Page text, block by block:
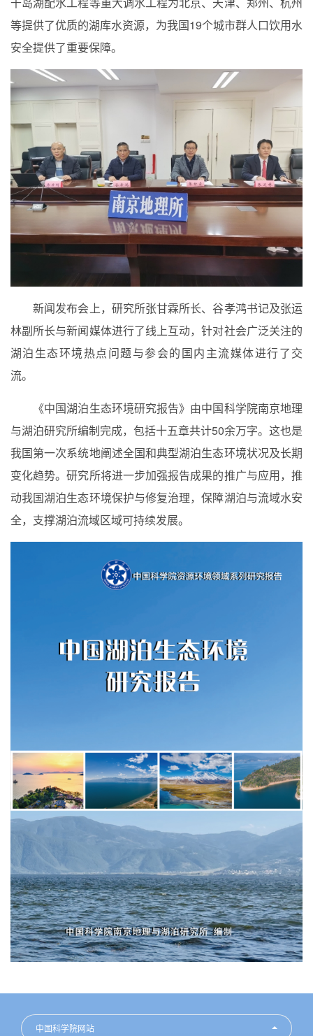
等提供了优质的湖库水资源，为我国19个城市群人口饮用水
安全提供了重要保障。
新闻发布会上，研究所张甘霖所长、谷孝鸿书记及张运
林副所长与新闻媒体进行了线上互动，针对社会广泛关注的
湖泊生态环境热点问题与参会的国内主流媒体进行了交
流。
《中国湖泊生态环境研究报告》由中国科学院南京地理
与湖泊研究所编制完成，包括十五章共计50余万字。这也是
我国第一次系统地阐述全国和典型湖泊生态环境状况及长期
变化趋势。研究所将进一步加强报告成果的推广与应用，推
动我国湖泊生态环境保护与修复治理，保障湖泊与流域水安
全，支撑湖泊流域区域可持续发展。
中国科学院网站